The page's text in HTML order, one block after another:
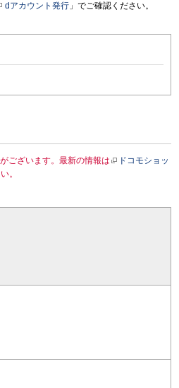
dアカウント発行 」でご確認ください。
ございます。最新の情報は
ドコモショッ
。